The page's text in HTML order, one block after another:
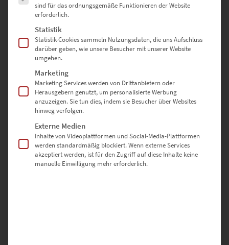
Deine E-Mail-Adresse wird nicht veröffentlicht.
Erforderliche Felder sind mit
DEINE BEWERTUNG*
sind für das ordnungsgemäße Funktionieren der Website
erforderlich.
Statistik
Statistik-Cookies sammeln Nutzungsdaten, die uns Aufschluss
darüber geben, wie unsere Besucher mit unserer Website
umgehen.
Marketing
Marketing Services werden von Drittanbietern oder
Herausgebern genutzt, um personalisierte Werbung
anzuzeigen. Sie tun dies, indem sie Besucher über Websites
hinweg verfolgen.
Externe Medien
Inhalte von Videoplattformen und Social-Media-Plattformen
werden standardmäßig blockiert. Wenn externe Services
akzeptiert werden, ist für den Zugriff auf diese Inhalte keine
manuelle Einwilligung mehr erforderlich.